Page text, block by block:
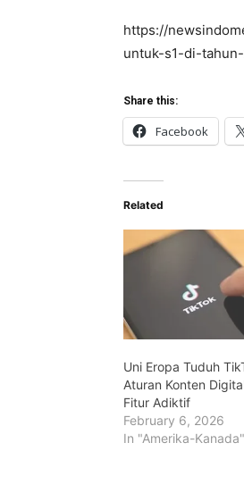
https://
untuk-s1-di-
Share this:
Facebook
Related
Uni Eropa Tuduh
Aturan Konten
Fitur Adiktif
February 6, 2026
In "Amerika-Kanada"